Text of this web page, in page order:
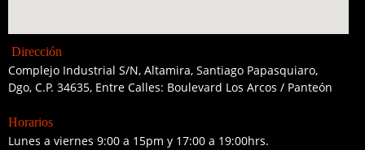
Dirección
Complejo Industrial S/N, Altamira, Santiago Papasquiaro,
Dgo, C.P. 34635, Entre Calles: Boulevard Los Arcos / Panteón
Horarios
Lunes a viernes 9:00 a 15pm y 17:00 a 19:00hrs.